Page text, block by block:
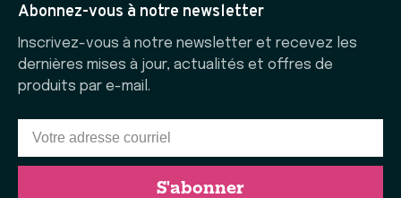
Abonnez-vous à notre newsletter
Inscrivez-vous à notre newsletter et recevez les
dernières mises à jour, actualités et offres de
produits par e-mail.
S'abonner